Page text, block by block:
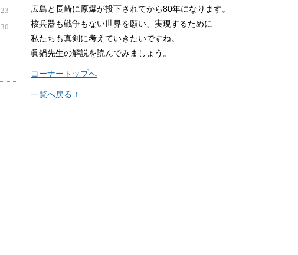
23
30
広島と長崎に原爆が投下されてから80年になります。
核兵器も戦争もない世界を願い、実現するために
私たちも真剣に考えていきたいですね。
眞鍋先生の解説を読んでみましょう。
コーナートップへ
一覧へ戻る ↑